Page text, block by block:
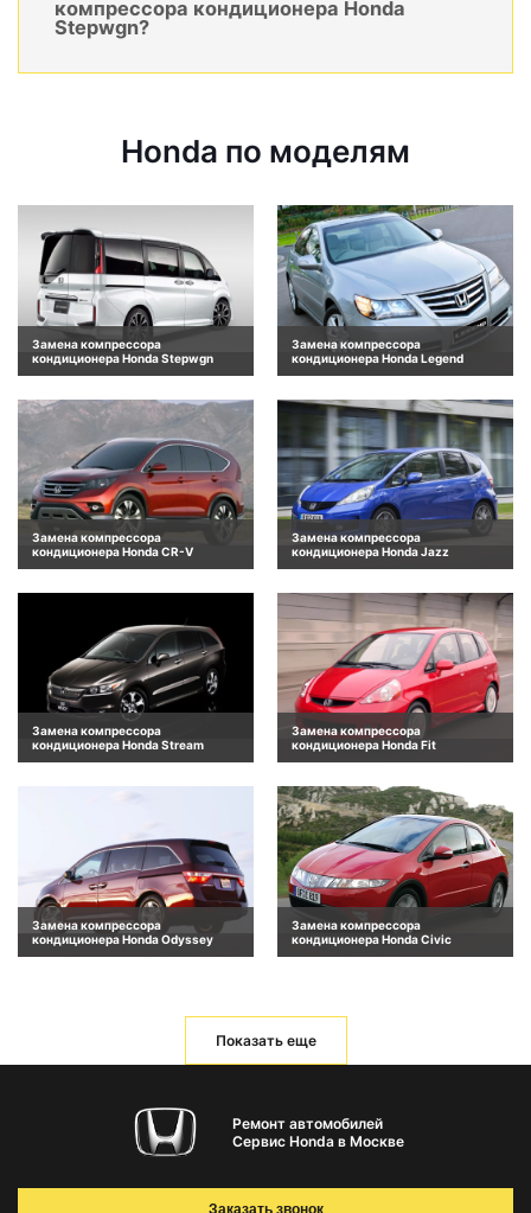
компрессора кондиционера Honda
Stepwgn?
Honda по моделям
Замена компрессора
кондиционера Honda Stepwgn
Замена компрессора
кондиционера Honda Legend
Замена компрессора
кондиционера Honda CR-V
Замена компрессора
кондиционера Honda Jazz
Замена компрессора
кондиционера Honda Stream
Замена компрессора
кондиционера Honda Fit
Замена компрессора
кондиционера Honda Odyssey
Замена компрессора
кондиционера Honda Civic
Показать еще
Ремонт автомобилей
Сервис Honda в Москве